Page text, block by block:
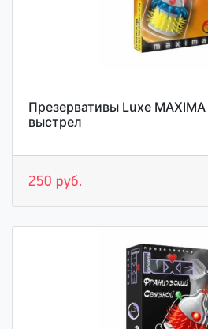
Презервативы Luxe
выстрел
250 руб.